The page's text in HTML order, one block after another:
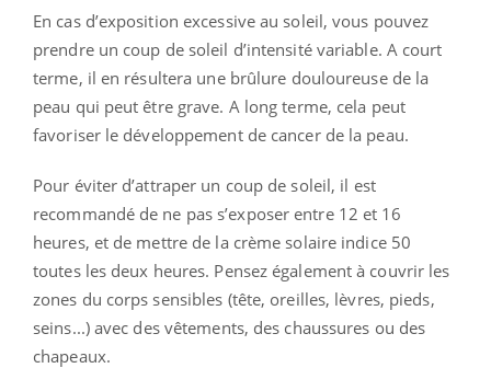
En cas d’exposition excessive au soleil, vous pouvez
prendre un coup de soleil d’intensité variable. A court
terme, il en résultera une brûlure douloureuse de la
peau qui peut être grave. A long terme, cela peut
favoriser le développement de cancer de la peau.
Pour éviter d’attraper un coup de soleil, il est
recommandé de ne pas s’exposer entre 12 et 16
heures, et de mettre de la crème solaire indice 50
toutes les deux heures. Pensez également à couvrir les
zones du corps sensibles (tête, oreilles, lèvres, pieds,
seins...) avec des vêtements, des chaussures ou des
chapeaux.